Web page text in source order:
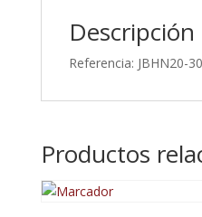
Descripción
Referencia: JBHN20-30
Productos